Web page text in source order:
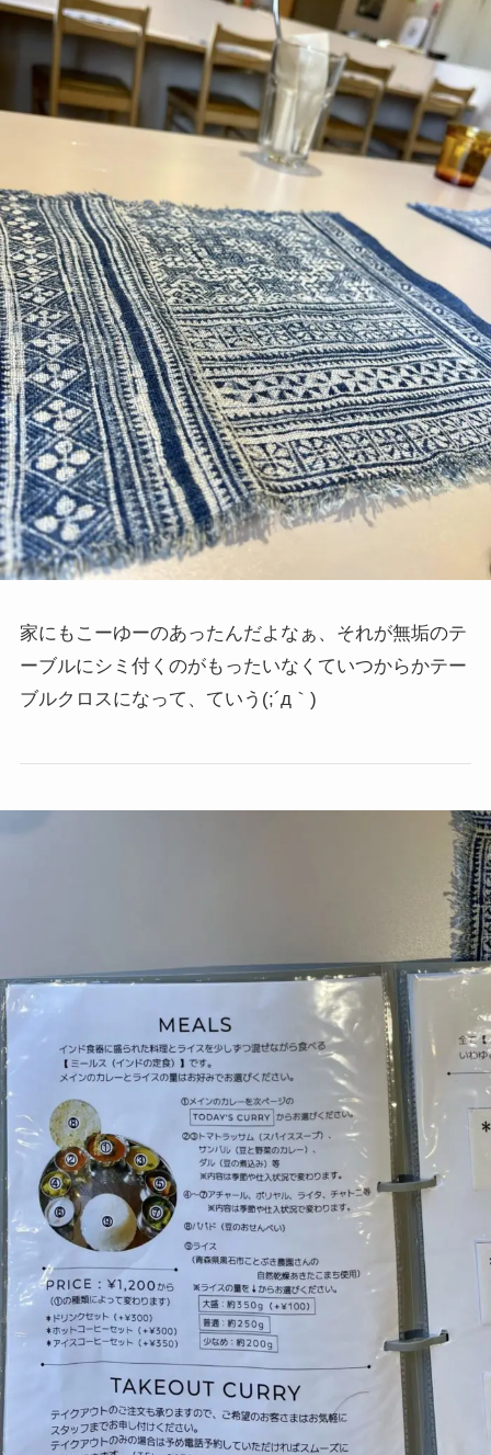
家にもこーゆーのあったんだよなぁ、それが無垢のテ
ーブルにシミ付くのがもったいなくていつからかテー
ブルクロスになって、ていう(;´д｀)